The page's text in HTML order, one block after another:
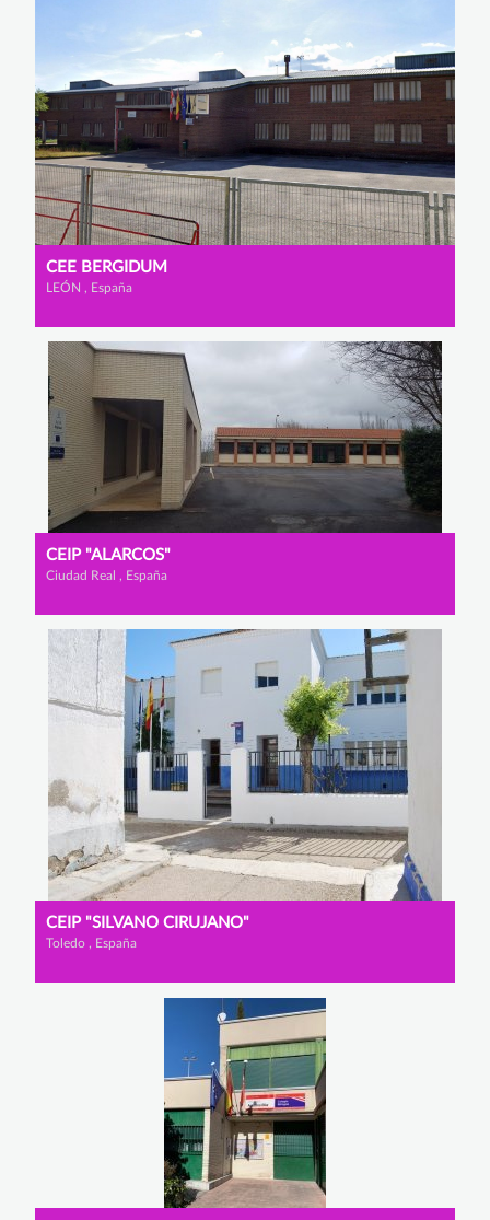
CEE BERGIDUM
LEÓN , España
CEIP "ALARCOS"
Ciudad Real , España
CEIP "SILVANO CIRUJANO"
Toledo , España